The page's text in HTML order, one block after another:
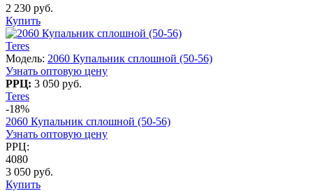
2 230 руб.
Купить
Teres
Модель: 2060 Купальник сплошной (50-56)
Узнать оптовую цену
РРЦ: 3 050 руб.
Teres
-18%
2060 Купальник сплошной (50-56)
Узнать оптовую цену
РРЦ:
4080
3 050 руб.
Купить